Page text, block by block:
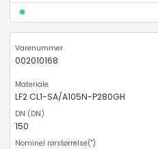
002010168
LF2 CL1-SA/A105N-P280GH
150